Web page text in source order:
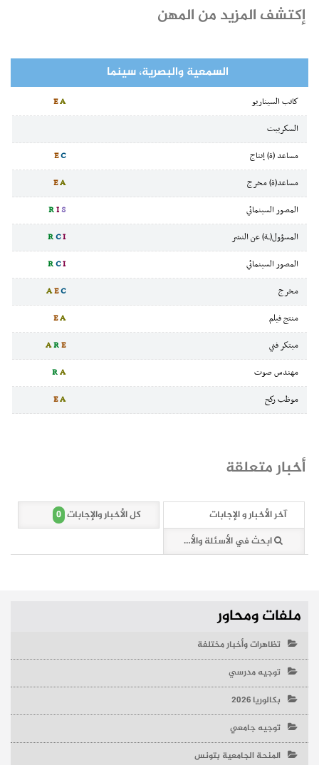
إكتشف المزيد من المهن
السمعية والبصرية، سينما
كاتب السيناريو EA
السكريبت
مساعد (ة) إنتاج
EC
مساعد(ة) مخرج
EA
المصور السينمائي
RIS
المسؤول(ـة) عن النشر
RCI
المصور السينمائي
RCI
مخرج
AEC
منتج فيلم
EA
مبتكر فني
ARE
مهندس صوت
RA
موظب ركح
EA
أخبار متعلقة
آخر الأخبار و الإجابات كل الأخبار والإجابات 0
ابحث في الأسئلة والأخبار (0 وثائق)
ملفات ومحاور
تظاهرات وأخبار مختلفة
توجيه مدرسي
بكالوريا 2026
توجيه جامعي
المنحة الجامعية بتونس